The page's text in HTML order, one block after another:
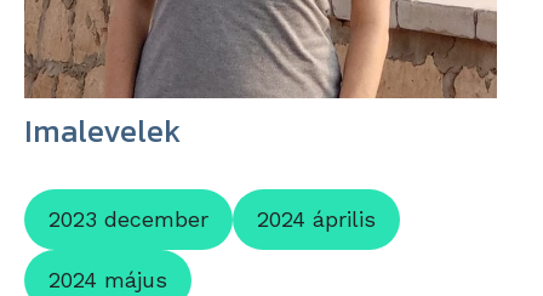
Imalevelek
2023 december 2024 április
2024 május